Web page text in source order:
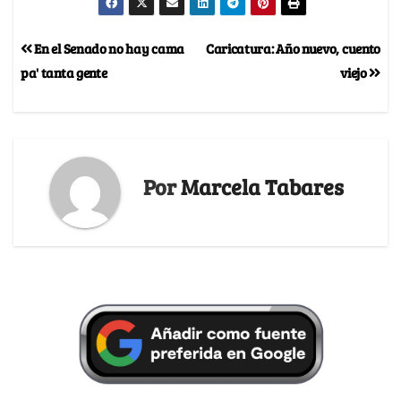
Caricatura: Año nuevo, cuento
viejo
En el Senado no hay cama
pa' tanta gente
PorMarcela Tabares